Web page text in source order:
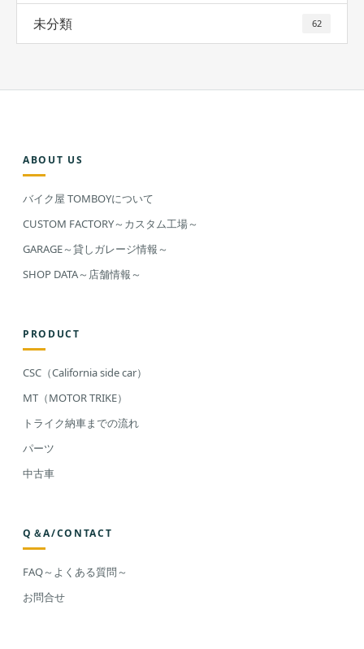
未分類 62
ABOUT US
バイク屋 TOMBOYについて
CUSTOM FACTORY～カスタム工場～
GARAGE～貸しガレージ情報～
SHOP DATA～店舗情報～
PRODUCT
CSC（California side car）
MT（MOTOR TRIKE）
トライク納車までの流れ
パーツ
中古車
Q＆A/CONTACT
FAQ～よくある質問～
お問合せ